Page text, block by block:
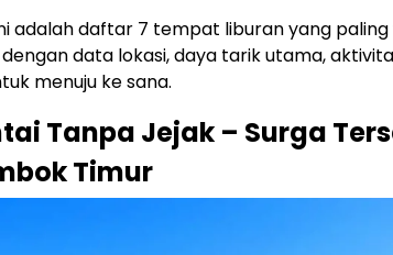
adalah daftar 7 tempat liburan yang paling
data lokasi, daya tarik utama,
menuju ke sana.
Tanpa Jejak – Surga
Timur